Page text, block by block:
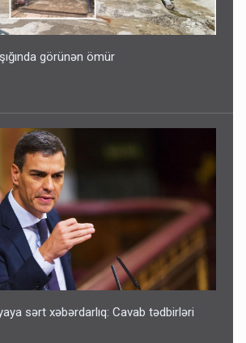
görünən ömür
sərt xəbərdarlıq: Cavab tədbirləri